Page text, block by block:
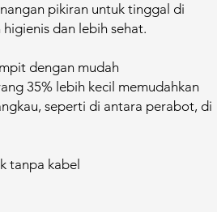
pikiran untuk tinggal di
dan lebih sehat.​
dengan mudah​
35% lebih kecil memudahkan
seperti di antara perabot, di
tanpa kabel